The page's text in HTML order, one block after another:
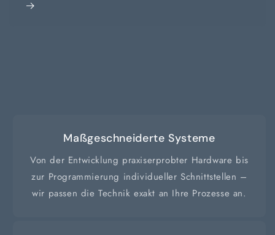
Maßgeschneiderte Systeme
Von der Entwicklung praxiserprobter Hardware bis
zur Programmierung individueller Schnittstellen –
wir passen die Technik exakt an Ihre Prozesse an.